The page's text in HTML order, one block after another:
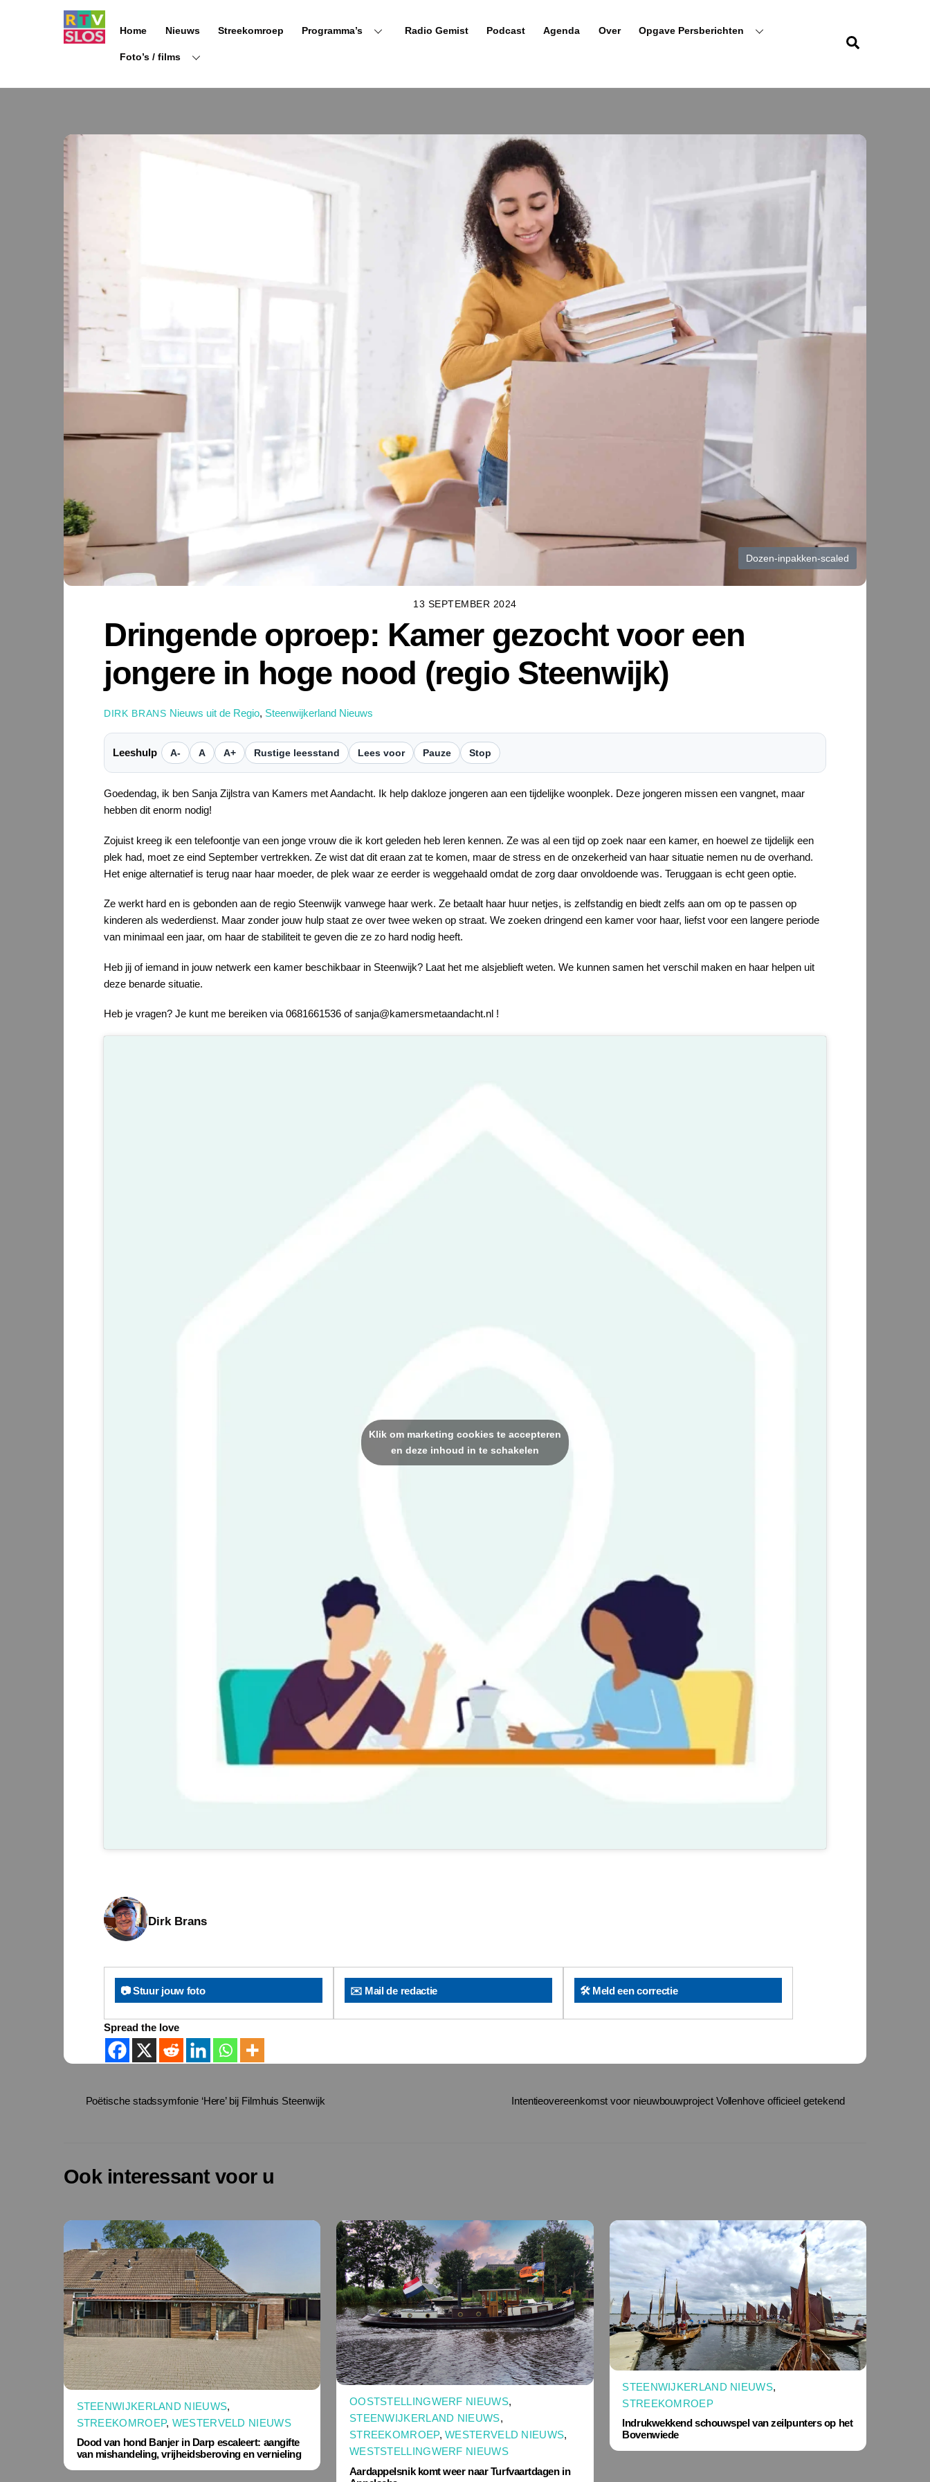
Home Nieuws Streekomroep Programma’s Radio Gemist Podcast Agenda Over Opgave Persberichten
Foto’s / films
Dozen-inpakken-scaled
13 SEPTEMBER 2024
Dringende oproep: Kamer gezocht voor een
jongere in hoge nood (regio Steenwijk)
DIRK BRANS Nieuws uit de Regio, Steenwijkerland Nieuws
Leeshulp A- A A+ Rustige leesstand Lees voor Pauze Stop
Goedendag, ik ben Sanja Zijlstra van Kamers met Aandacht. Ik help dakloze jongeren aan een tijdelijke woonplek. Deze jongeren missen een vangnet, maar
hebben dit enorm nodig!
Zojuist kreeg ik een telefoontje van een jonge vrouw die ik kort geleden heb leren kennen. Ze was al een tijd op zoek naar een kamer, en hoewel ze tijdelijk een
plek had, moet ze eind September vertrekken. Ze wist dat dit eraan zat te komen, maar de stress en de onzekerheid van haar situatie nemen nu de overhand.
Het enige alternatief is terug naar haar moeder, de plek waar ze eerder is weggehaald omdat de zorg daar onvoldoende was. Teruggaan is echt geen optie.
Ze werkt hard en is gebonden aan de regio Steenwijk vanwege haar werk. Ze betaalt haar huur netjes, is zelfstandig en biedt zelfs aan om op te passen op
kinderen als wederdienst. Maar zonder jouw hulp staat ze over twee weken op straat. We zoeken dringend een kamer voor haar, liefst voor een langere periode
van minimaal een jaar, om haar de stabiliteit te geven die ze zo hard nodig heeft.
Heb jij of iemand in jouw netwerk een kamer beschikbaar in Steenwijk? Laat het me alsjeblieft weten. We kunnen samen het verschil maken en haar helpen uit
deze benarde situatie.
Heb je vragen? Je kunt me bereiken via 0681661536 of sanja@kamersmetaandacht.nl !
Klik om marketing cookies te accepteren
en deze inhoud in te schakelen
Dirk Brans
📷 Stuur jouw foto ✉️ Mail de redactie 🛠️ Meld een correctie
Spread the love
Poëtische stadssymfonie ‘Here’ bij Filmhuis Steenwijk Intentieovereenkomst voor nieuwbouwproject Vollenhove officieel getekend
Ook interessant voor u
STEENWIJKERLAND NIEUWS,
STREEKOMROEP, WESTERVELD NIEUWS
Dood van hond Banjer in Darp escaleert: aangifte
van mishandeling, vrijheidsberoving en vernieling
OOSTSTELLINGWERF NIEUWS,
STEENWIJKERLAND NIEUWS,
STREEKOMROEP,WESTERVELD NIEUWS,
WESTSTELLINGWERF NIEUWS
Aardappelsnik komt weer naar Turfvaartdagen in
STEENWIJKERLAND NIEUWS,
STREEKOMROEP
Indrukwekkend schouwspel van zeilpunters op het
Bovenwiede